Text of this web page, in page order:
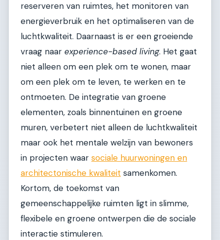
reserveren van ruimtes, het monitoren van
energieverbruik en het optimaliseren van de
luchtkwaliteit. Daarnaast is er een groeiende
vraag naar experience-based living. Het gaat
niet alleen om een plek om te wonen, maar
om een plek om te leven, te werken en te
ontmoeten. De integratie van groene
elementen, zoals binnentuinen en groene
muren, verbetert niet alleen de luchtkwaliteit
maar ook het mentale welzijn van bewoners
in projecten waar sociale huurwoningen en
architectonische kwaliteit samenkomen.
Kortom, de toekomst van
gemeenschappelijke ruimten ligt in slimme,
flexibele en groene ontwerpen die de sociale
interactie stimuleren.